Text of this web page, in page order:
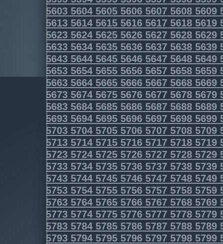
5603 5604 5605 5606 5607 5608 5609
5613 5614 5615 5616 5617 5618 5619
5623 5624 5625 5626 5627 5628 5629
5633 5634 5635 5636 5637 5638 5639
5643 5644 5645 5646 5647 5648 5649
5653 5654 5655 5656 5657 5658 5659
5663 5664 5665 5666 5667 5668 5669
5673 5674 5675 5676 5677 5678 5679
5683 5684 5685 5686 5687 5688 5689
5693 5694 5695 5696 5697 5698 5699
5703 5704 5705 5706 5707 5708 5709
5713 5714 5715 5716 5717 5718 5719
5723 5724 5725 5726 5727 5728 5729
5733 5734 5735 5736 5737 5738 5739
5743 5744 5745 5746 5747 5748 5749
5753 5754 5755 5756 5757 5758 5759
5763 5764 5765 5766 5767 5768 5769
5773 5774 5775 5776 5777 5778 5779
5783 5784 5785 5786 5787 5788 5789
5793 5794 5795 5796 5797 5798 5799